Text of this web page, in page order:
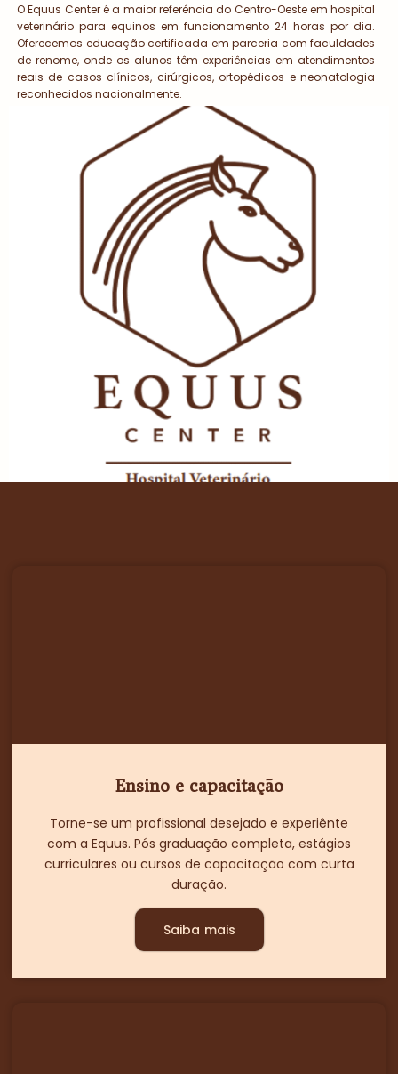
O Equus Center é a maior referência do Centro-Oeste em hospital
veterinário para equinos em funcionamento 24 horas por dia.
Oferecemos educação certificada em parceria com faculdades
de renome, onde os alunos têm experiências em atendimentos
reais de casos clínicos, cirúrgicos, ortopédicos e neonatologia
reconhecidos nacionalmente.
Ensino e capacitação
Torne-se um profissional desejado e experiênte
com a Equus. Pós graduação completa, estágios
curriculares ou cursos de capacitação com curta
duração.
Saiba mais